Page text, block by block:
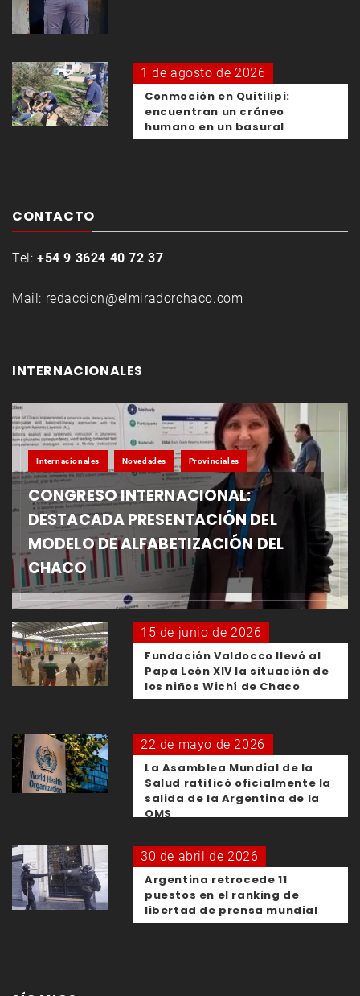
1 de agosto de 2026
Conmoción en Quitilipi:
encuentran un cráneo
humano en un basural
CONTACTO
Tel: +54 9 3624 40 72 37
Mail: redaccion@elmiradorchaco.com
INTERNACIONALES
Internacionales Novedades Provinciales
CONGRESO INTERNACIONAL:
DESTACADA PRESENTACIÓN DEL
MODELO DE ALFABETIZACIÓN DEL
CHACO
15 de junio de 2026
Fundación Valdocco llevó al
Papa León XIV la situación de
los niños Wichí de Chaco
22 de mayo de 2026
La Asamblea Mundial de la
Salud ratificó oficialmente la
salida de la Argentina de la
OMS
30 de abril de 2026
Argentina retrocede 11
puestos en el ranking de
libertad de prensa mundial